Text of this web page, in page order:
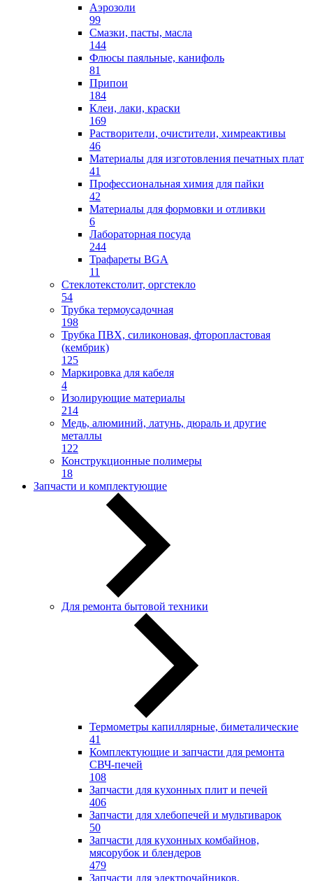
Аэрозоли
99
Смазки, пасты, масла
144
Флюсы паяльные, канифоль
81
Припои
184
Клеи, лаки, краски
169
Растворители, очистители, химреактивы
46
Материалы для изготовления печатных плат
41
Профессиональная химия для пайки
42
Материалы для формовки и отливки
6
Лабораторная посуда
244
Трафареты BGA
11
Стеклотекстолит, оргстекло
54
Трубка термоусадочная
198
Трубка ПВХ, силиконовая, фторопластовая
(кембрик)
125
Маркировка для кабеля
4
Изолирующие материалы
214
Медь, алюминий, латунь, дюраль и другие
металлы
122
Конструкционные полимеры
18
Запчасти и комплектующие
Для ремонта бытовой техники
Термометры капиллярные, биметалические
41
Комплектующие и запчасти для ремонта
СВЧ-печей
108
Запчасти для кухонных плит и печей
406
Запчасти для хлебопечей и мультиварок
50
Запчасти для кухонных комбайнов,
мясорубок и блендеров
479
Запчасти для электрочайников,